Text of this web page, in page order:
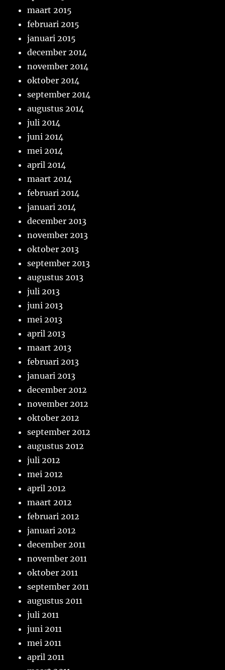
maart 2015
februari 2015
januari 2015
december 2014
november 2014
oktober 2014
september 2014
augustus 2014
juli 2014
juni 2014
mei 2014
april 2014
maart 2014
februari 2014
januari 2014
december 2013
november 2013
oktober 2013
september 2013
augustus 2013
juli 2013
juni 2013
mei 2013
april 2013
maart 2013
februari 2013
januari 2013
december 2012
november 2012
oktober 2012
september 2012
augustus 2012
juli 2012
mei 2012
april 2012
maart 2012
februari 2012
januari 2012
december 2011
november 2011
oktober 2011
september 2011
augustus 2011
juli 2011
juni 2011
mei 2011
april 2011